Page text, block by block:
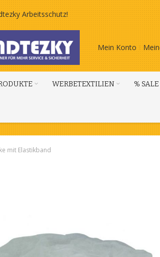
Arbeitsschutz!
Mein Konto
WERBETEXTILIEN % SALE
mit Elastikband